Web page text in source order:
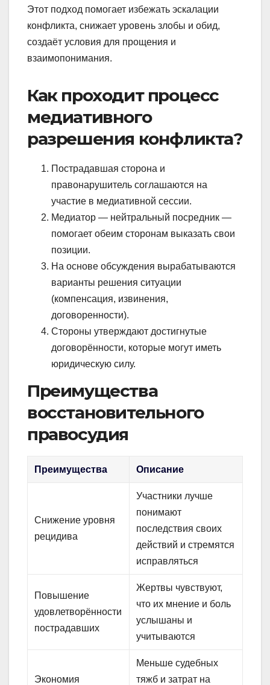
Этот подход помогает избежать эскалации
конфликта, снижает уровень злобы и обид,
создаёт условия для прощения и
взаимопонимания.
Как проходит процесс
медиативного
разрешения конфликта?
Пострадавшая сторона и
правонарушитель соглашаются на
участие в медиативной сессии.
Медиатор — нейтральный посредник —
помогает обеим сторонам выказать свои
позиции.
На основе обсуждения вырабатываются
варианты решения ситуации
(компенсация, извинения,
договоренности).
Стороны утверждают достигнутые
договорённости, которые могут иметь
юридическую силу.
Преимущества
восстановительного
правосудия
Преимущества Описание
Снижение уровня
рецидива
Участники лучше
понимают
последствия своих
действий и стремятся
исправляться
Повышение
удовлетворённости
пострадавших
Жертвы чувствуют,
что их мнение и боль
услышаны и
учитываются
Экономия
Меньше судебных
тяжб и затрат на